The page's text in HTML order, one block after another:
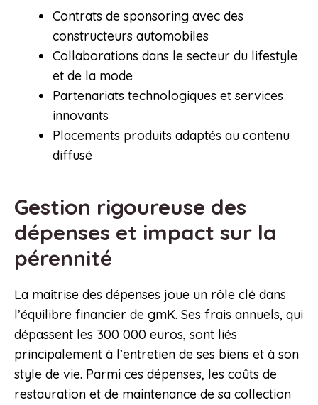
Contrats de sponsoring avec des
constructeurs automobiles
Collaborations dans le secteur du lifestyle
et de la mode
Partenariats technologiques et services
innovants
Placements produits adaptés au contenu
diffusé
Gestion rigoureuse des
dépenses et impact sur la
pérennité
La maîtrise des dépenses joue un rôle clé dans
l’équilibre financier de gmK. Ses frais annuels, qui
dépassent les 300 000 euros, sont liés
principalement à l’entretien de ses biens et à son
style de vie. Parmi ces dépenses, les coûts de
restauration et de maintenance de sa collection